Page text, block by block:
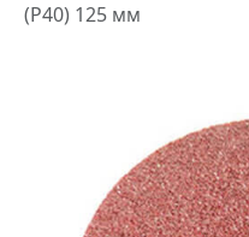
(Р40) 125 мм